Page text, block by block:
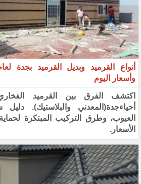
وأسعار اليوم
اكتشف الفرق بين القرميد
أحياءجدة(المعدني والبلاستيك).
العيوب، وطرق التركيب المبتكرة
الأسعار.